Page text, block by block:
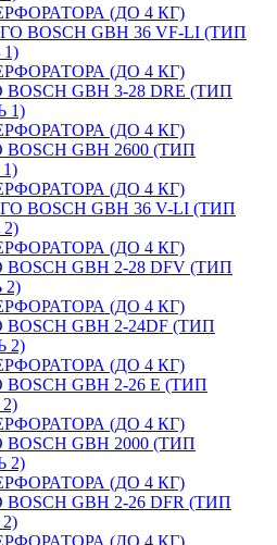
(ДО 4 КГ)
BOSCH GBH 36 VF-LI (ТИП
1)
(ДО 4 КГ)
GBH 3-28 DRE (ТИП
1)
(ДО 4 КГ)
GBH 2600 (ТИП
(ДО 4 КГ)
BOSCH GBH 36 V-LI (ТИП
2)
(ДО 4 КГ)
GBH 2-28 DFV (ТИП
2)
(ДО 4 КГ)
GBH 2-24DF (ТИП
2)
(ДО 4 КГ)
GBH 2-26 E (ТИП
(ДО 4 КГ)
GBH 2000 (ТИП
2)
(ДО 4 КГ)
GBH 2-26 DFR (ТИП
(ДО 4 КГ)